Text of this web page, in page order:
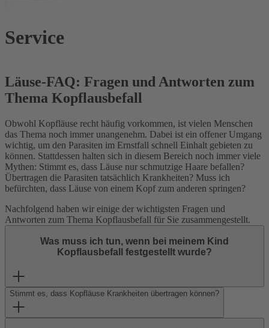
Service
Läuse-FAQ: Fragen und Antworten zum
Thema Kopflausbefall
Obwohl Kopfläuse recht häufig vorkommen, ist vielen Menschen
das Thema noch immer unangenehm. Dabei ist ein offener Umgang
wichtig, um den Parasiten im Ernstfall schnell Einhalt gebieten zu
können. Stattdessen halten sich in diesem Bereich noch immer viele
Mythen: Stimmt es, dass Läuse nur schmutzige Haare befallen?
Übertragen die Parasiten tatsächlich Krankheiten? Muss ich
befürchten, dass Läuse von einem Kopf zum anderen springen?
Nachfolgend haben wir einige der wichtigsten Fragen und
Antworten zum Thema Kopflausbefall für Sie zusammengestellt.
Was muss ich tun, wenn bei meinem Kind
Kopflausbefall festgestellt wurde?
Stimmt es, dass Kopfläuse Krankheiten übertragen können?